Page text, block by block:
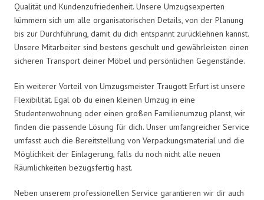
Qualität und Kundenzufriedenheit. Unsere Umzugsexperten
kümmern sich um alle organisatorischen Details, von der Planung
bis zur Durchführung, damit du dich entspannt zurücklehnen kannst.
Unsere Mitarbeiter sind bestens geschult und gewährleisten einen
sicheren Transport deiner Möbel und persönlichen Gegenstände.
Ein weiterer Vorteil von Umzugsmeister Traugott Erfurt ist unsere
Flexibilität. Egal ob du einen kleinen Umzug in eine
Studentenwohnung oder einen großen Familienumzug planst, wir
finden die passende Lösung für dich. Unser umfangreicher Service
umfasst auch die Bereitstellung von Verpackungsmaterial und die
Möglichkeit der Einlagerung, falls du noch nicht alle neuen
Räumlichkeiten bezugsfertig hast.
Neben unserem professionellen Service garantieren wir dir auch